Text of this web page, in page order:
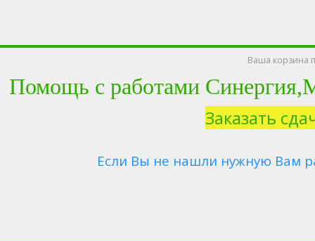
Ваша корзина
Помощь с работами
Заказать
Если Вы не нашли нужную Вам